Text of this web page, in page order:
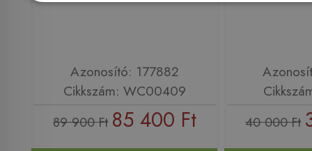
Azonosító: 177882
Cikkszám: WC00409
89 900 Ft 85 400 Ft 40 000 Ft